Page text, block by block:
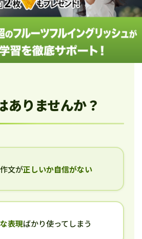
ありませんか？
文が正しいか自信がない
表現ばかり使ってしまう